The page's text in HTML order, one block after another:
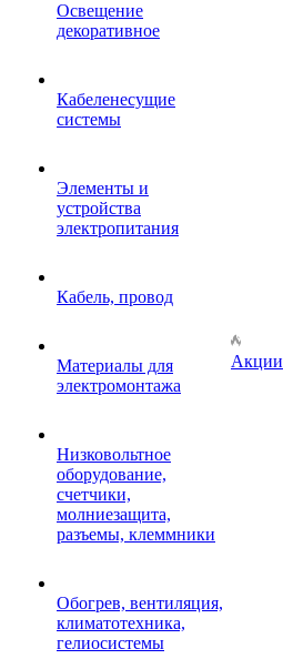
Освещение
декоративное
Кабеленесущие
системы
Элементы и
устройства
электропитания
Кабель, провод
Материалы для
электромонтажа
Низковольтное
оборудование,
счетчики,
молниезащита,
разъемы, клеммники
Обогрев, вентиляция,
климатотехника,
гелиосистемы
Акции